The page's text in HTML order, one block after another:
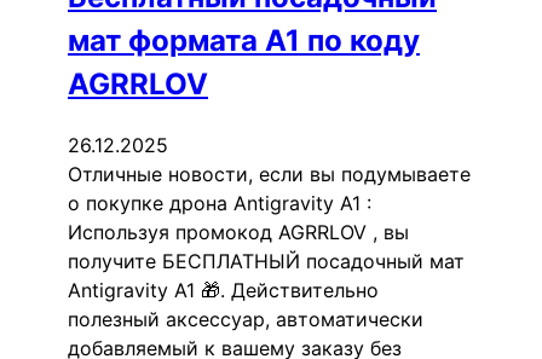
мат формата A1 по коду
AGRRLOV
26.12.2025
Отличные новости, если вы подумываете
о покупке дрона Antigravity A1 :
Используя промокод AGRRLOV , вы
получите БЕСПЛАТНЫЙ посадочный мат
Antigravity A1 🎁. Действительно
полезный аксессуар, автоматически
добавляемый к вашему заказу без